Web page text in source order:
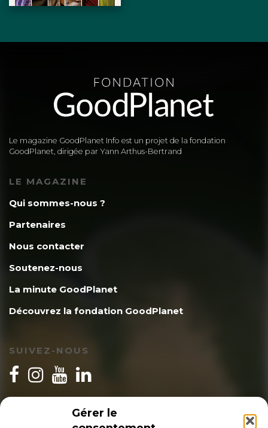
Gérer le
Le magazine GoodPlanet Info est un projet de la fondation
GoodPlanet, dirigée par Yann Arthus-Bertrand
LE MAGAZINE
Qui sommes-nous ?
Partenaires
Nous contacter
Soutenez-nous
La minute GoodPlanet
Découvrez la fondation GoodPlanet
SUIVEZ-NOUS
INSCRIPTION NEWSLETTER